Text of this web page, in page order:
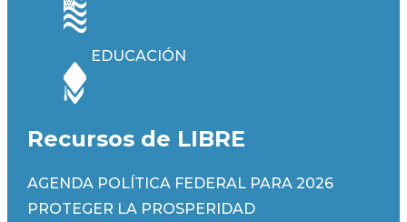
EDUCACIÓN
Recursos de LIBRE
AGENDA POLÍTICA FEDERAL PARA 2026
PROTEGER LA PROSPERIDAD